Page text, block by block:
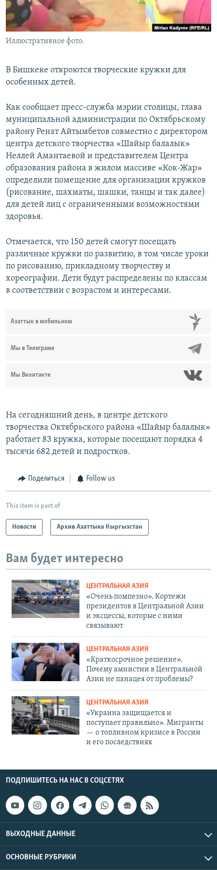
Иллюстративное фото.
В Бишкеке откроются творческие кружки для
особенных детей.
Как сообщает пресс-служба мэрии столицы, глава
муниципальной администрации по Октябрьскому
району Ренат Айтымбетов совместно с директором
центра детского творчества «Шайыр балалык»
Неллей Амантаевой и представителем Центра
образования района в жилом массиве «Кок-Жар»
определили помещение для организации кружков
(рисование, шахматы, шашки, танцы и так далее)
для детей лиц с ограниченными возможностями
здоровья.
Отмечается, что 150 детей смогут посещать
различные кружки по развитию, в том числе уроки
по рисованию, прикладному творчеству и
хореографии. Дети будут распределены по классам
в соответствии с возрастом и интересами.
Азаттык в мобильном
Мы в Телеграме
Мы Вконтакте
На сегодняшний день, в центре детского
творчества Октябрьского района «Шайыр балалык»
работает 83 кружка, которые посещают порядка 4
тысячи 682 детей и подростков.
Поделиться Follow us
This item is part of
Новости Архив Азаттыка Кыргызстан
Вам будет интересно
ЦЕНТРАЛЬНАЯ АЗИЯ
«Очень помпезно». Кортежи
президентов в Центральной Азии
и эксцессы, которые с ними
связывают
ЦЕНТРАЛЬНАЯ АЗИЯ
«Краткосрочное решение».
Почему амнистии в Центральной
Азии не панацея от проблемы?
ЦЕНТРАЛЬНАЯ АЗИЯ
«Украина защищается и
поступает правильно». Мигранты
— о топливном кризисе в России
и его последствиях
ПОДПИШИТЕСЬ НА НАС В СОЦСЕТЯХ
ВЫХОДНЫЕ ДАННЫЕ
ОСНОВНЫЕ РУБРИКИ